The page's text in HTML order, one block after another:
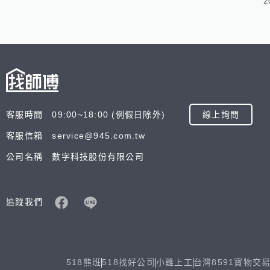
客服時間 09:00~18:00 (例假日除外) 線上詢問
客服信箱 service@945.com.tw
公司名稱 數字科技股份有限公司
追蹤我們
518熊班 518找好公司 小雞上工 台灣8591寶物交